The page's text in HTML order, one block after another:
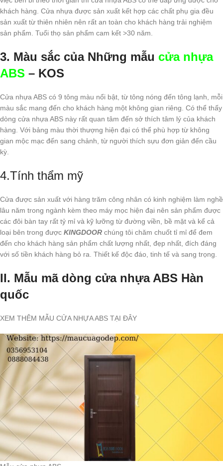
khách hàng. Cửa nhựa được sản xuất kết hợp các chất phụ gia đều
sản xuất từ thiên nhiên nên rất an toàn cho khách hàng trải nghiệm
sản phẩm. Tuổi thọ sản phẩm cam kết >30 năm.
3. Màu sắc của Những mẫu cửa nhựa
ABS – KOS
Cửa nhựa ABS có 9 tông màu nổi bật, từ tông nóng đến tông lạnh, mỗi
màu sắc mang đến cho khách hàng một không gian riêng. Có thể thấy
dòng cửa nhựa ABS này rất quan tâm đến sở thích tâm lý của khách
hàng. Với bảng màu thời thượng hiện đại có thể phù hợp từ không
gian mộc mạc đến sang chảnh, từ người thích sựu đơn giản đến cầu
kỳ.
4.Tính thẩm mỹ
Cửa được sản xuất với hàng trăm công nhân có kinh nghiệm làm nghề
lâu năm trong ngành kèm theo máy mọc hiện đại nên sản phẩm được
các đôi bàn tay rất tỷ mỉ và kỹ lưỡng từ đường viền, bề mặt và kể cả
loại bên trong được KINGDOOR chúng tôi chăm chuốt tỉ mỉ để đem
đến cho khách hàng sản phẩm chất lượng nhất, đẹp nhất, đích đáng
với số tiền khách hàng bỏ ra. Thiết kế độc đáo, tinh tế và sang trọng.
II. Mẫu mã dòng cửa nhựa ABS Hàn
quốc
XEM THÊM MẪU CỬA NHỰA ABS TẠI ĐÂY